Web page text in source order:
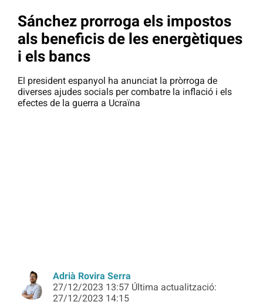
Sánchez prorroga els impostos
als beneficis de les energètiques
i els bancs
El president espanyol ha anunciat la pròrroga de
diverses ajudes socials per combatre la inflació i els
efectes de la guerra a Ucraïna
Adrià Rovira Serra
27/12/2023 13:57 Última actualització:
27/12/2023 14:15